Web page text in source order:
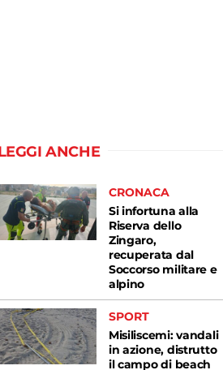
ANCHE
CRONACA
Si infortuna alla
Riserva dello
Zingaro,
recuperata dal
Soccorso militare e
alpino
SPORT
Misiliscemi: vandali
in azione, distrutto
il campo di beach